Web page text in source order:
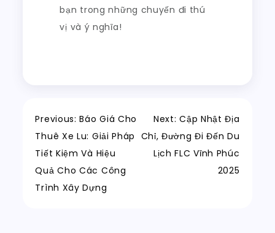
bạn trong những chuyến đi thú
vị và ý nghĩa!
Điều
hướng
bài
Previous: Báo Giá Cho
Thuê Xe Lu: Giải Pháp
Tiết Kiệm Và Hiệu
Quả Cho Các Công
Trình Xây Dựng
Next: Cập Nhật Địa
Chỉ, Đường Đi Đến Du
Lịch FLC Vĩnh Phúc
2025